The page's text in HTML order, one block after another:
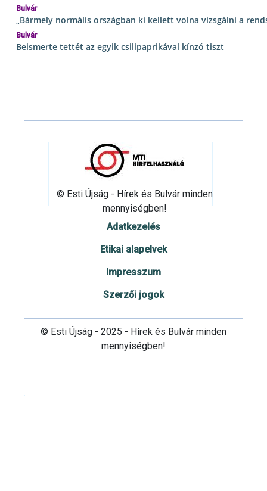
Bulvár
„Bármely normális országban ki kellett volna vizsgálni a
Bulvár
Beismerte tettét az egyik csilipaprikával kínzó tiszt
© Esti Újság - Hírek és Bulvár minden
mennyiségben!
Adatkezelés
Etikai alapelvek
Impresszum
Szerzői jogok
© Esti Újság - 2025 - Hírek és Bulvár minden
mennyiségben!